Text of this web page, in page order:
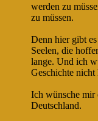
werden zu
zu müssen.
Denn hier gibt
Seelen, die
lange. Und ich
Geschichte nicht
Ich wünsche mir
Deutschland.